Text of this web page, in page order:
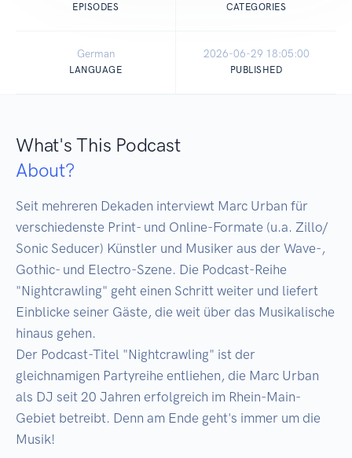
EPISODES CATEGORIES
German
LANGUAGE
2026-06-29 18:05:00
PUBLISHED
What's This Podcast
About?
Seit mehreren Dekaden interviewt Marc Urban für
verschiedenste Print- und Online-Formate (u.a. Zillo/
Sonic Seducer) Künstler und Musiker aus der Wave-,
Gothic- und Electro-Szene. Die Podcast-Reihe
"Nightcrawling" geht einen Schritt weiter und liefert
Einblicke seiner Gäste, die weit über das Musikalische
hinaus gehen.
Der Podcast-Titel "Nightcrawling" ist der
gleichnamigen Partyreihe entliehen, die Marc Urban
als DJ seit 20 Jahren erfolgreich im Rhein-Main-
Gebiet betreibt. Denn am Ende geht's immer um die
Musik!